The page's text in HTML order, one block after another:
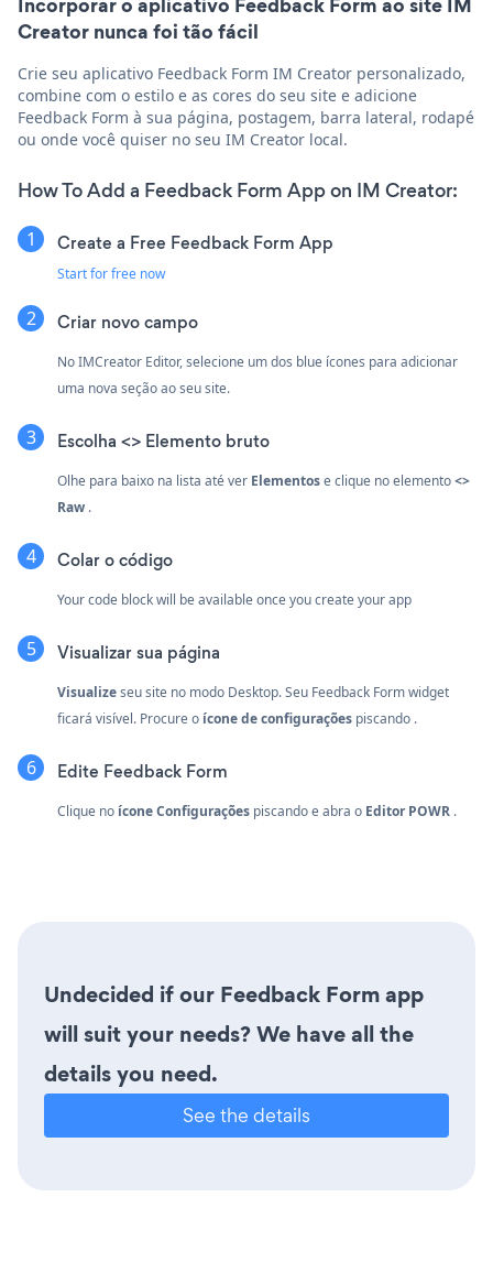
Creator nunca foi tão fácil
Crie seu aplicativo Feedback Form IM Creator personalizado,
combine com o estilo e as cores do seu site e adicione
Feedback Form à sua página, postagem, barra lateral, rodapé
ou onde você quiser no seu IM Creator local.
How To Add a Feedback Form App on IM Creator:
Create a Free Feedback Form App
Start for free now
Criar novo campo
No IMCreator Editor, selecione um dos blue ícones para adicionar
uma nova seção ao seu site.
Escolha <> Elemento bruto
Olhe para baixo na lista até ver Elementose clique no elemento<>
Raw .
Colar o código
Your code block will be available once you create your app
Visualizar sua página
Visualizeseu site no modo Desktop. Seu Feedback Form widget
ficará visível. Procure o ícone de configurações piscando .
Edite Feedback Form
Clique no ícone Configurações piscandoe abra o Editor POWR .
Undecided if our Feedback Form app
will suit your needs? We have all the
details you need.
See the details